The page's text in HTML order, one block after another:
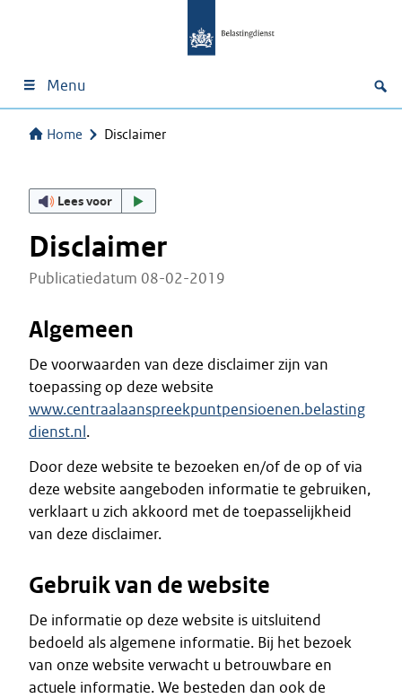
Menu
Home Disclaimer
Lees voor
Disclaimer
Publicatiedatum 08-02-2019
Algemeen
De voorwaarden van deze disclaimer zijn van
toepassing op deze website
www.centraalaanspreekpuntpensioenen.belasting
dienst.nl .
Door deze website te bezoeken en/of de op of via
deze website aangeboden informatie te gebruiken,
verklaart u zich akkoord met de toepasselijkheid
van deze disclaimer.
Gebruik van de website
De informatie op deze website is uitsluitend
bedoeld als algemene informatie. Bij het bezoek
van onze website verwacht u betrouwbare en
actuele informatie. We besteden dan ook de